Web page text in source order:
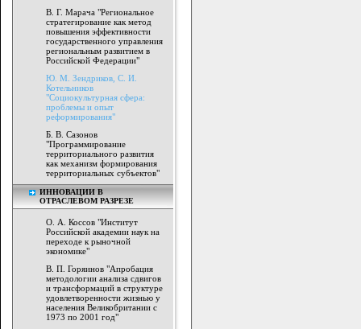
В. Г. Марача "Региональное
стратегирование как метод
повышения эффективности
государственного управления
региональным развитием в
Российской Федерации"
Ю. М. Зендриков, С. И.
Котельников
"Социокультурная сфера:
проблемы и опыт
реформирования"
Б. В. Сазонов
"Программирование
территориального развития
как механизм формирования
территориальных субъектов"
ИННОВАЦИИ В
ОТРАСЛЕВОМ РАЗРЕЗЕ
О. А. Коссов "Институт
Российской академии наук на
переходе к рыночной
экономике"
В. П. Горяинов "Апробация
методологии анализа сдвигов
и трансформаций в структуре
удовлетворенности жизнью у
населения Великобритании с
1973 по 2001 год"